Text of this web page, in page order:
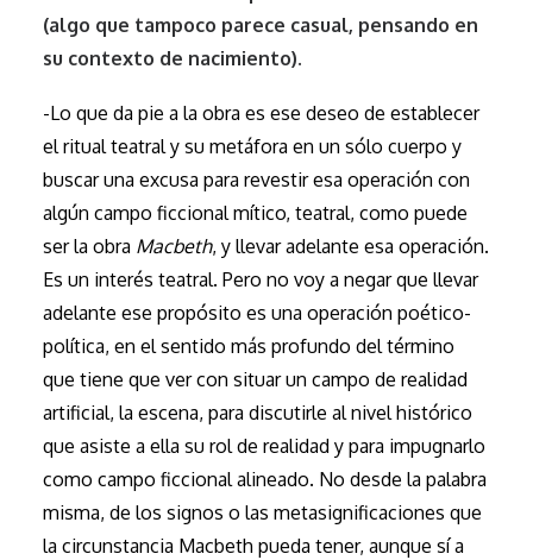
(algo que tampoco parece casual, pensando en
su contexto de nacimiento).
-Lo que da pie a la obra es ese deseo de establecer
el ritual teatral y su metáfora en un sólo cuerpo y
buscar una excusa para revestir esa operación con
algún campo ficcional mítico, teatral, como puede
ser la obra Macbeth, y llevar adelante esa operación.
Es un interés teatral. Pero no voy a negar que llevar
adelante ese propósito es una operación poético-
política, en el sentido más profundo del término
que tiene que ver con situar un campo de realidad
artificial, la escena, para discutirle al nivel histórico
que asiste a ella su rol de realidad y para impugnarlo
como campo ficcional alineado. No desde la palabra
misma, de los signos o las metasignificaciones que
la circunstancia Macbeth pueda tener, aunque sí a